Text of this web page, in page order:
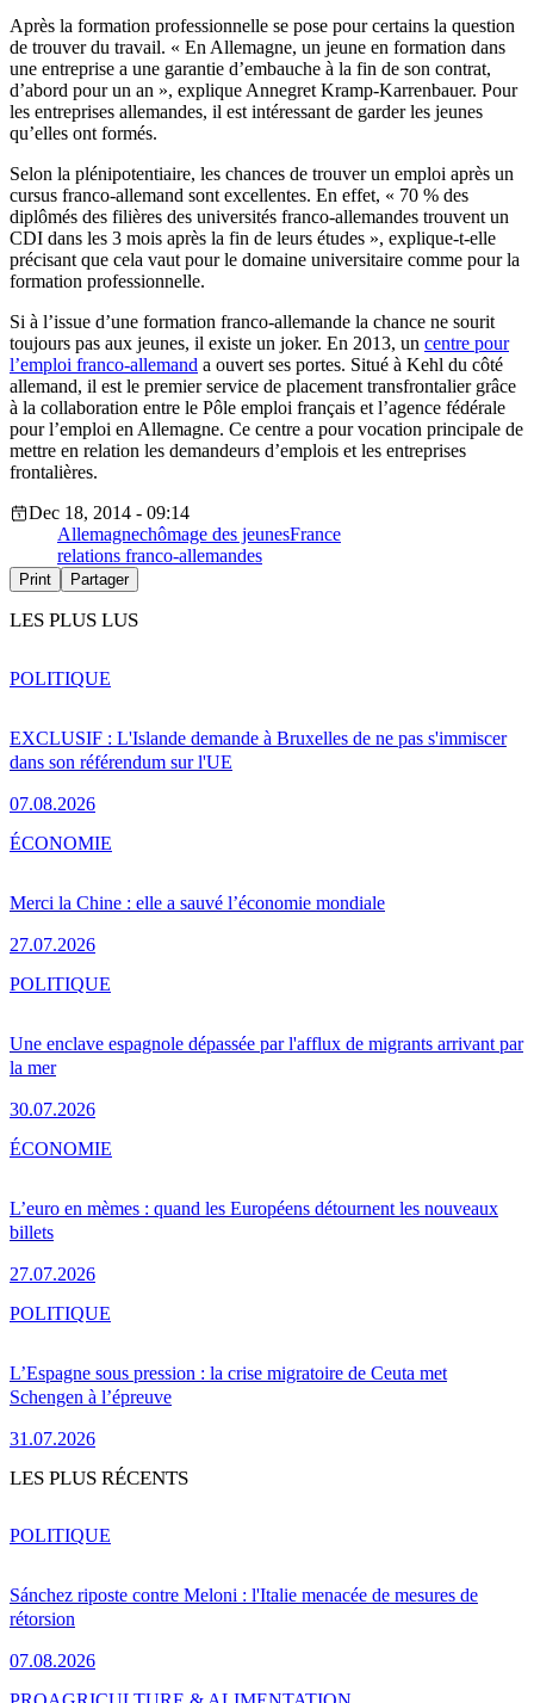
Après la formation professionnelle se pose pour certains la question
de trouver du travail. « En Allemagne, un jeune en formation dans
une entreprise a une garantie d’embauche à la fin de son contrat,
d’abord pour un an », explique Annegret Kramp-Karrenbauer. Pour
les entreprises allemandes, il est intéressant de garder les jeunes
qu’elles ont formés.
Selon la plénipotentiaire, les chances de trouver un emploi après un
cursus franco-allemand sont excellentes. En effet, « 70 % des
diplômés des filières des universités franco-allemandes trouvent un
CDI dans les 3 mois après la fin de leurs études », explique-t-elle
précisant que cela vaut pour le domaine universitaire comme pour la
formation professionnelle.
Si à l’issue d’une formation franco-allemande la chance ne sourit
toujours pas aux jeunes, il existe un joker. En 2013, un centre pour
l’emploi franco-allemand a ouvert ses portes. Situé à Kehl du côté
allemand, il est le premier service de placement transfrontalier grâce
à la collaboration entre le Pôle emploi français et l’agence fédérale
pour l’emploi en Allemagne. Ce centre a pour vocation principale de
mettre en relation les demandeurs d’emplois et les entreprises
frontalières.
Dec 18, 2014 - 09:14
Allemagnechômage des jeunesFrance
relations franco-allemandes
Print Partager
LES PLUS LUS
EXCLUSIF : L'Islande demande à Bruxelles de ne pas s'immiscer
dans son référendum sur l'UE
07.08.2026
POLITIQUE
Merci la Chine : elle a sauvé l’économie mondiale
27.07.2026
ÉCONOMIE
Une enclave espagnole dépassée par l'afflux de migrants arrivant par
la mer
30.07.2026
POLITIQUE
L’euro en mèmes : quand les Européens détournent les nouveaux
billets
27.07.2026
ÉCONOMIE
L’Espagne sous pression : la crise migratoire de Ceuta met
Schengen à l’épreuve
31.07.2026
POLITIQUE
LES PLUS RÉCENTS
Sánchez riposte contre Meloni : l'Italie menacée de mesures de
rétorsion
07.08.2026
POLITIQUE